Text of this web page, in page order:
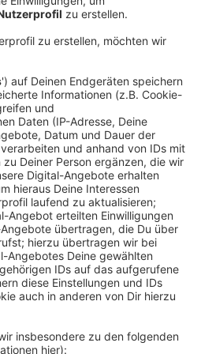
Studie. Ängste
Michael Braunheim aus
verwunderlich. Das Ergebnis
die Medien ja allgemein
Verunsicherung der
Braunheim vermutet, dass
Risiken gewöhnen und
Beispielsweise
des US-amerikanischen
Insgesamt ist es aber gut,
der Bevölkerung gesenkt
den Menschen vor allem
die mit dem Zuzug von
überfordert scheinen.